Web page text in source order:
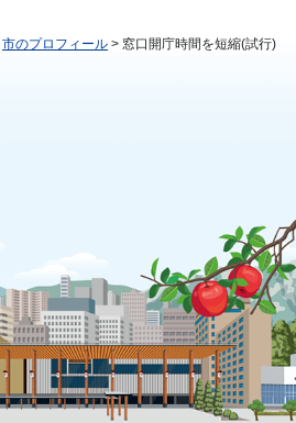
市のプロフィール > 窓口開庁時間を短縮(試行)